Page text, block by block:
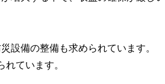
設備の整備も求められています。
ています。